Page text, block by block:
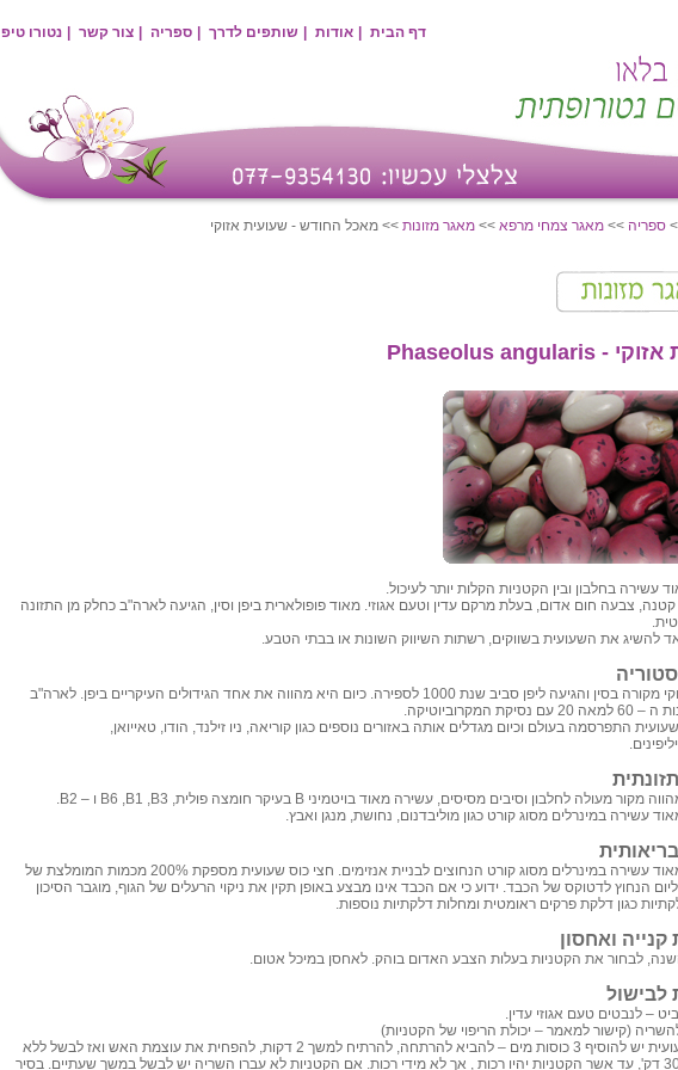
דף הבית אודות שותפים לדרך ספריה צור קשר נטורו טיפ
ספריה >>מאגר צמחי מרפא >>מאגר מזונות >> מאכל החודש - שעועית אזוקי
אזוקי -Phaseolus angularis
עשירה בחלבון ובין הקטניות הקלות יותר לעיכול.
קטנה, צבעה חום אדום, בעלת מרקם עדין וטעם אגוזי. מאוד פופולארית ביפן וסין, הגיעה לארה"ב כחלק מן התזונה
להשיג את השעועית בשווקים, רשתות השיווק השונות או בבתי הטבע.
שעועית אזוקי מקורה בסין והגיעה ליפן סביב שנת 1000 לספירה. כיום היא מהווה את אחד הגידולים העיקריים ביפן. לארה"ב
המקרוביוטיקה.
התפרסמה בעולם וכיום מגדלים אותה באזורים נוספים כגון קוריאה, ניו זילנד, הודו, טאייואן,
מקור מעולה לחלבון וסיבים מסיסים, עשירה מאוד בויטמיניB בעיקר חומצה פולית, B3
,
B1
,
B6 ו – B2
.
עשירה במינרלים מסוג קורט כגון מוליבדנום, נחושת, מנגן ואבץ.
השעועית מאוד עשירה במינרלים מסוג קורט הנחוצים לבניית אנזימים. חצי כוס שעועית מספקת 200% מכמות המומלצת של
ליום הנחוץ לדטוקס של הכבד. ידוע כי אם הכבד אינו מבצע באופן תקין את ניקוי הרעלים של הגוף, מוגבר הסיכון
כגון דלקת פרקים ראומטית ומחלות דלקתיות נוספות.
ואחסון
לבחור את הקטניות בעלות הצבע האדום בוהק. לאחסן במיכל אטום.
לבישול
– לנבטים טעם אגוזי עדין.
(קישור למאמר – יכולת הריפוי של הקטניות)
לכל כוס שעועית יש להוסיף 3 כוסות מים – להביא להרתחה, להרתיח למשך 2 דקות, להפחית את עוצמת האש ואז לבשל ללא
ערבוב 30-45 דק', עד אשר הקטניות יהיו רכות , אך לא מידי רכות. אם הקטניות לא עברו השריה יש לבשל במשך שעתיים. בסיר